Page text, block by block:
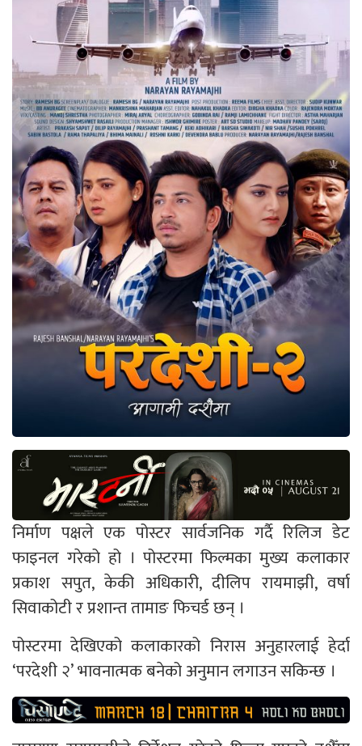
निर्माण पक्षले एक पोस्टर सार्वजनिक गर्दै रिलिज डेट
फाइनल गरेको हो । पोस्टरमा फिल्मका मुख्य कलाकार
प्रकाश सपुत, केकी अधिकारी, दीलिप रायमाझी, वर्षा
सिवाकोटी र प्रशान्त तामाङ फिचर्ड छन् ।
पोस्टरमा देखिएको कलाकारको निरास अनुहारलाई हेर्दा
‘परदेशी २’ भावनात्मक बनेको अनुमान लगाउन सकिन्छ ।